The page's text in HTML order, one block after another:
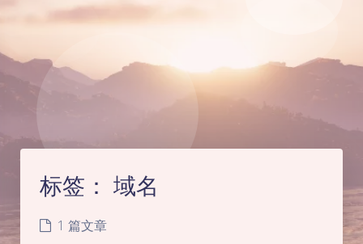
标签： 域名
1 篇文章